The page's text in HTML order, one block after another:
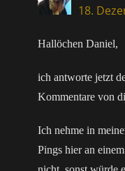
18.
Hallöchen Daniel,
ich antworte jetzt
Kommentare von
Ich nehme in
Pings hier an